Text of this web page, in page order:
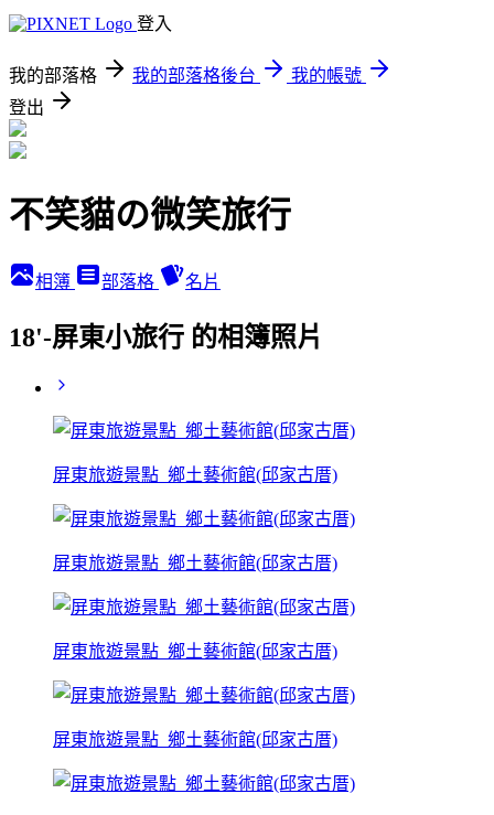
登入
我的部落格 我的部落格後台
我的帳號
登出
不笑貓の微笑旅行
相簿 部落格 名片
18'-屏東小旅行 的相簿照片
屏東旅遊景點_鄉土藝術館(邱家古厝)
屏東旅遊景點_鄉土藝術館(邱家古厝)
屏東旅遊景點_鄉土藝術館(邱家古厝)
屏東旅遊景點_鄉土藝術館(邱家古厝)